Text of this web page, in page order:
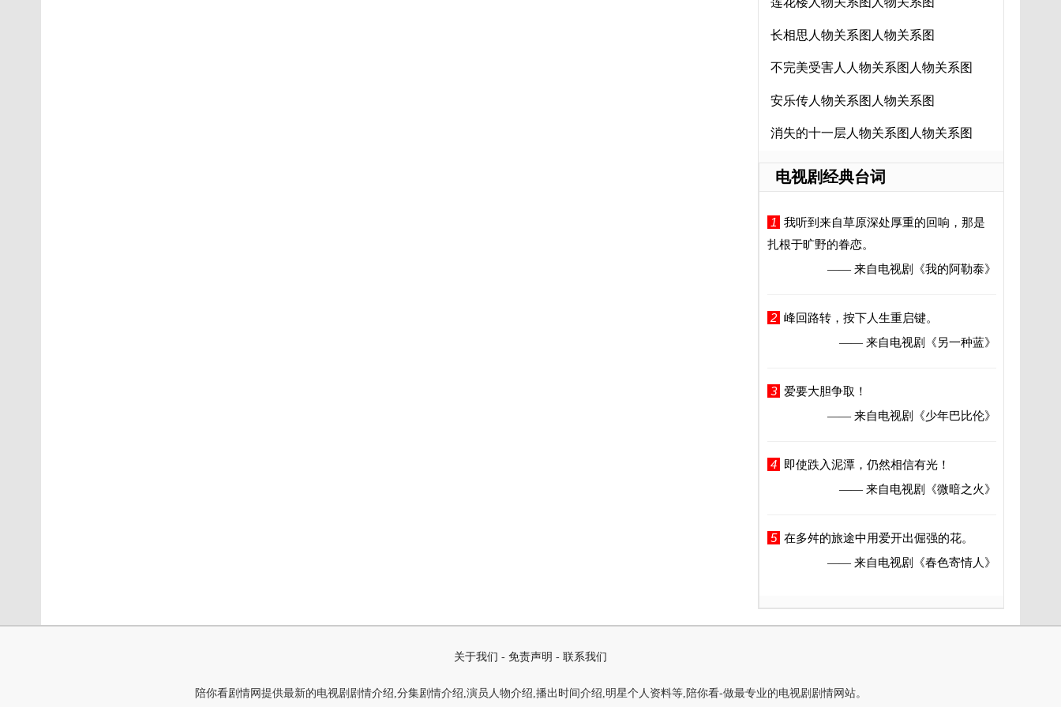
长相思人物关系图人物关系图
不完美受害人人物关系图人物关系图
安乐传人物关系图人物关系图
消失的十一层人物关系图人物关系图
电视剧经典台词
1
我听到来自草原深处厚重的回响，那是
扎根于旷野的眷恋。
—— 来自电视剧
《我的阿勒泰》
2 峰回路转，按下人生重启键。
—— 来自电视剧
《另一种蓝》
3
爱要大胆争取！
—— 来自电视剧
《少年巴比伦》
4
即使跌入泥潭，仍然相信有光！
—— 来自电视剧
《微暗之火》
5 在多舛的旅途中用爱开出倔强的花。
—— 来自电视剧
《春色寄情人》
关于我们 - 免责声明 - 联系我们
陪你看剧情网提供最新的电视剧剧情介绍,分集剧情介绍,演员人物介绍,播出时间介绍,明星个人资料等,陪你看-做最专业的电视剧剧情网站。